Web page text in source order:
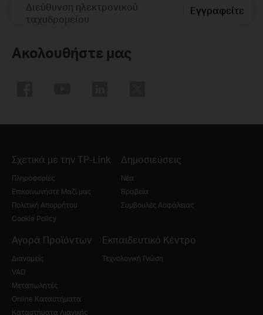
Διεύθυνση ηλεκτρονικού
ταχυδρομείου
Εγγραφείτε
Ακολουθήστε μας
Σχετικά με την TP-Link
Πληροφορίες
Επικοινωνήστε Μαζί μας
Πολιτική Απορρήτου
Cookie Policy
Δημοσιεύσεις
Νέα
Βραβεία
Συμβουλές Ασφάλειας
Αγορά Προϊόντων
Διανομείς
VAD
Μεταπωλητές
Online Καταστήματα
Καταστήματα Λιανικής
Εκπαιδευτικό Κέντρο
Τεχνολογική Γνώση